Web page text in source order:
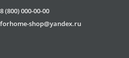
8 (800) 000-00-00
forhome-shop@yandex.ru